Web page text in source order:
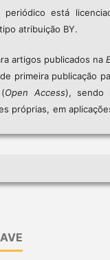
está
atribuição BY.
artigos publicados na
primeira publicação
Open Access), sendo
próprias, em